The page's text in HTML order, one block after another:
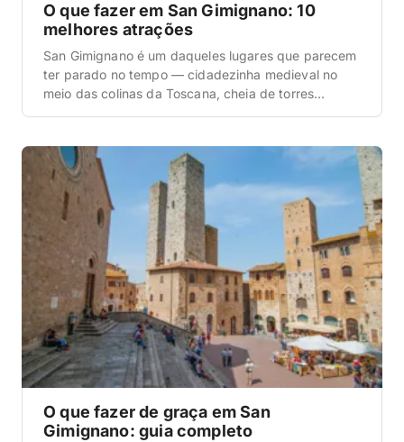
O que fazer em San Gimignano: 10
melhores atrações
San Gimignano é um daqueles lugares que parecem
ter parado no tempo — cidadezinha medieval no
meio das colinas da Toscana, cheia de torres
com o quanto o centro histórico é bem preservado:
não é à toa […]
O que fazer de graça em San
Gimignano: guia completo